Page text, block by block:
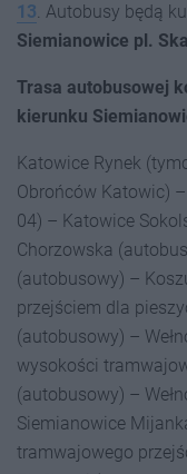
13. Autobusy będą
Siemianowice pl.
Trasa autobusowej
kierunku
Katowice Rynek
Obrońców Katowic)
04) – Katowice
Chorzowska
(autobusowy) –
przejściem dla
(autobusowy) –
wysokości
(autobusowy) –
Siemianowice
tramwajowego